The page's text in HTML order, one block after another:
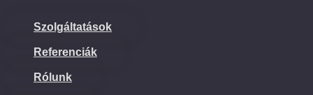
Szolgáltatások
Referenciák
Rólunk